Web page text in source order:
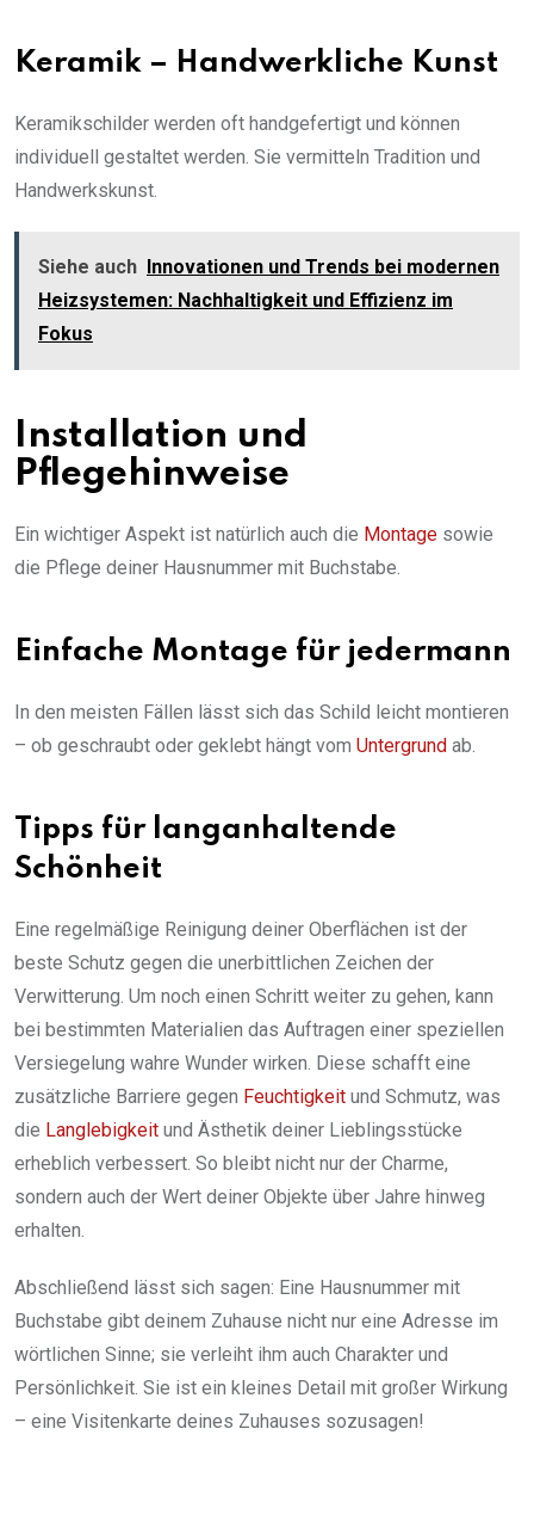
Keramik – Handwerkliche Kunst
Keramikschilder werden oft handgefertigt und können
individuell gestaltet werden. Sie vermitteln Tradition und
Handwerkskunst.
Siehe auch Innovationen und Trends bei modernen
Heizsystemen: Nachhaltigkeit und Effizienz im
Fokus
Installation und
Pflegehinweise
Ein wichtiger Aspekt ist natürlich auch die Montage sowie
die Pflege deiner Hausnummer mit Buchstabe.
Einfache Montage für jedermann
In den meisten Fällen lässt sich das Schild leicht montieren
– ob geschraubt oder geklebt hängt vom Untergrund ab.
Tipps für langanhaltende
Schönheit
Eine regelmäßige Reinigung deiner Oberflächen ist der
beste Schutz gegen die unerbittlichen Zeichen der
Verwitterung. Um noch einen Schritt weiter zu gehen, kann
bei bestimmten Materialien das Auftragen einer speziellen
Versiegelung wahre Wunder wirken. Diese schafft eine
zusätzliche Barriere gegen Feuchtigkeit und Schmutz, was
die Langlebigkeit und Ästhetik deiner Lieblingsstücke
erheblich verbessert. So bleibt nicht nur der Charme,
sondern auch der Wert deiner Objekte über Jahre hinweg
erhalten.
Abschließend lässt sich sagen: Eine Hausnummer mit
Buchstabe gibt deinem Zuhause nicht nur eine Adresse im
wörtlichen Sinne; sie verleiht ihm auch Charakter und
Persönlichkeit. Sie ist ein kleines Detail mit großer Wirkung
– eine Visitenkarte deines Zuhauses sozusagen!